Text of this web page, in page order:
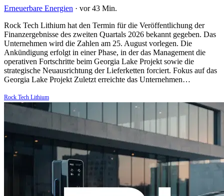
Erneuerbare Energien · vor 43 Min.
Rock Tech Lithium hat den Termin für die Veröffentlichung der
Finanzergebnisse des zweiten Quartals 2026 bekannt gegeben. Das
Unternehmen wird die Zahlen am 25. August vorlegen. Die
Ankündigung erfolgt in einer Phase, in der das Management die
operativen Fortschritte beim Georgia Lake Projekt sowie die
strategische Neuausrichtung der Lieferketten forciert. Fokus auf das
Georgia Lake Projekt Zuletzt erreichte das Unternehmen…
Rock Tech Lithium